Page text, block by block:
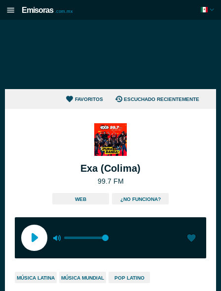
Emisoras .com.mx
FAVORITOS ESCUCHADO RECIENTEMENTE
Exa (Colima)
99.7 FM
WEB ¿NO FUNCIONA?
MÚSICA LATINA MÚSICA MUNDIAL POP LATINO